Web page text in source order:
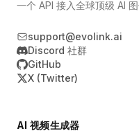
一个 API 接入全球顶级 AI
support@evolink.ai
Discord 社群
GitHub
X (Twitter)
AI 视频生成器